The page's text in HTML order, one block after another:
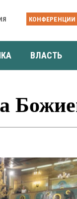
КОНФЕРЕНЦИИ
ВЛАСТЬ